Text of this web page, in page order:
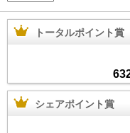
トータルポイント賞
シェアポイント賞